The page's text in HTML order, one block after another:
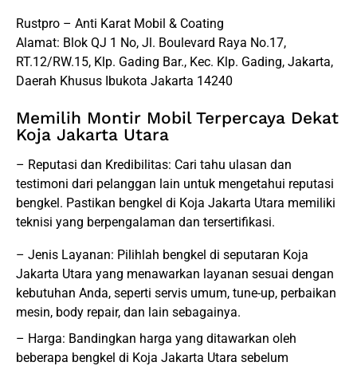
Rustpro – Anti Karat Mobil & Coating
Alamat: Blok QJ 1 No, Jl. Boulevard Raya No.17,
RT.12/RW.15, Klp. Gading Bar., Kec. Klp. Gading, Jakarta,
Daerah Khusus Ibukota Jakarta 14240
Memilih Montir Mobil Terpercaya Dekat
Koja Jakarta Utara
– Reputasi dan Kredibilitas: Cari tahu ulasan dan
testimoni dari pelanggan lain untuk mengetahui reputasi
bengkel. Pastikan bengkel di Koja Jakarta Utara memiliki
teknisi yang berpengalaman dan tersertifikasi.
– Jenis Layanan: Pilihlah bengkel di seputaran Koja
Jakarta Utara yang menawarkan layanan sesuai dengan
kebutuhan Anda, seperti servis umum, tune-up, perbaikan
mesin, body repair, dan lain sebagainya.
– Harga: Bandingkan harga yang ditawarkan oleh
beberapa bengkel di Koja Jakarta Utara sebelum